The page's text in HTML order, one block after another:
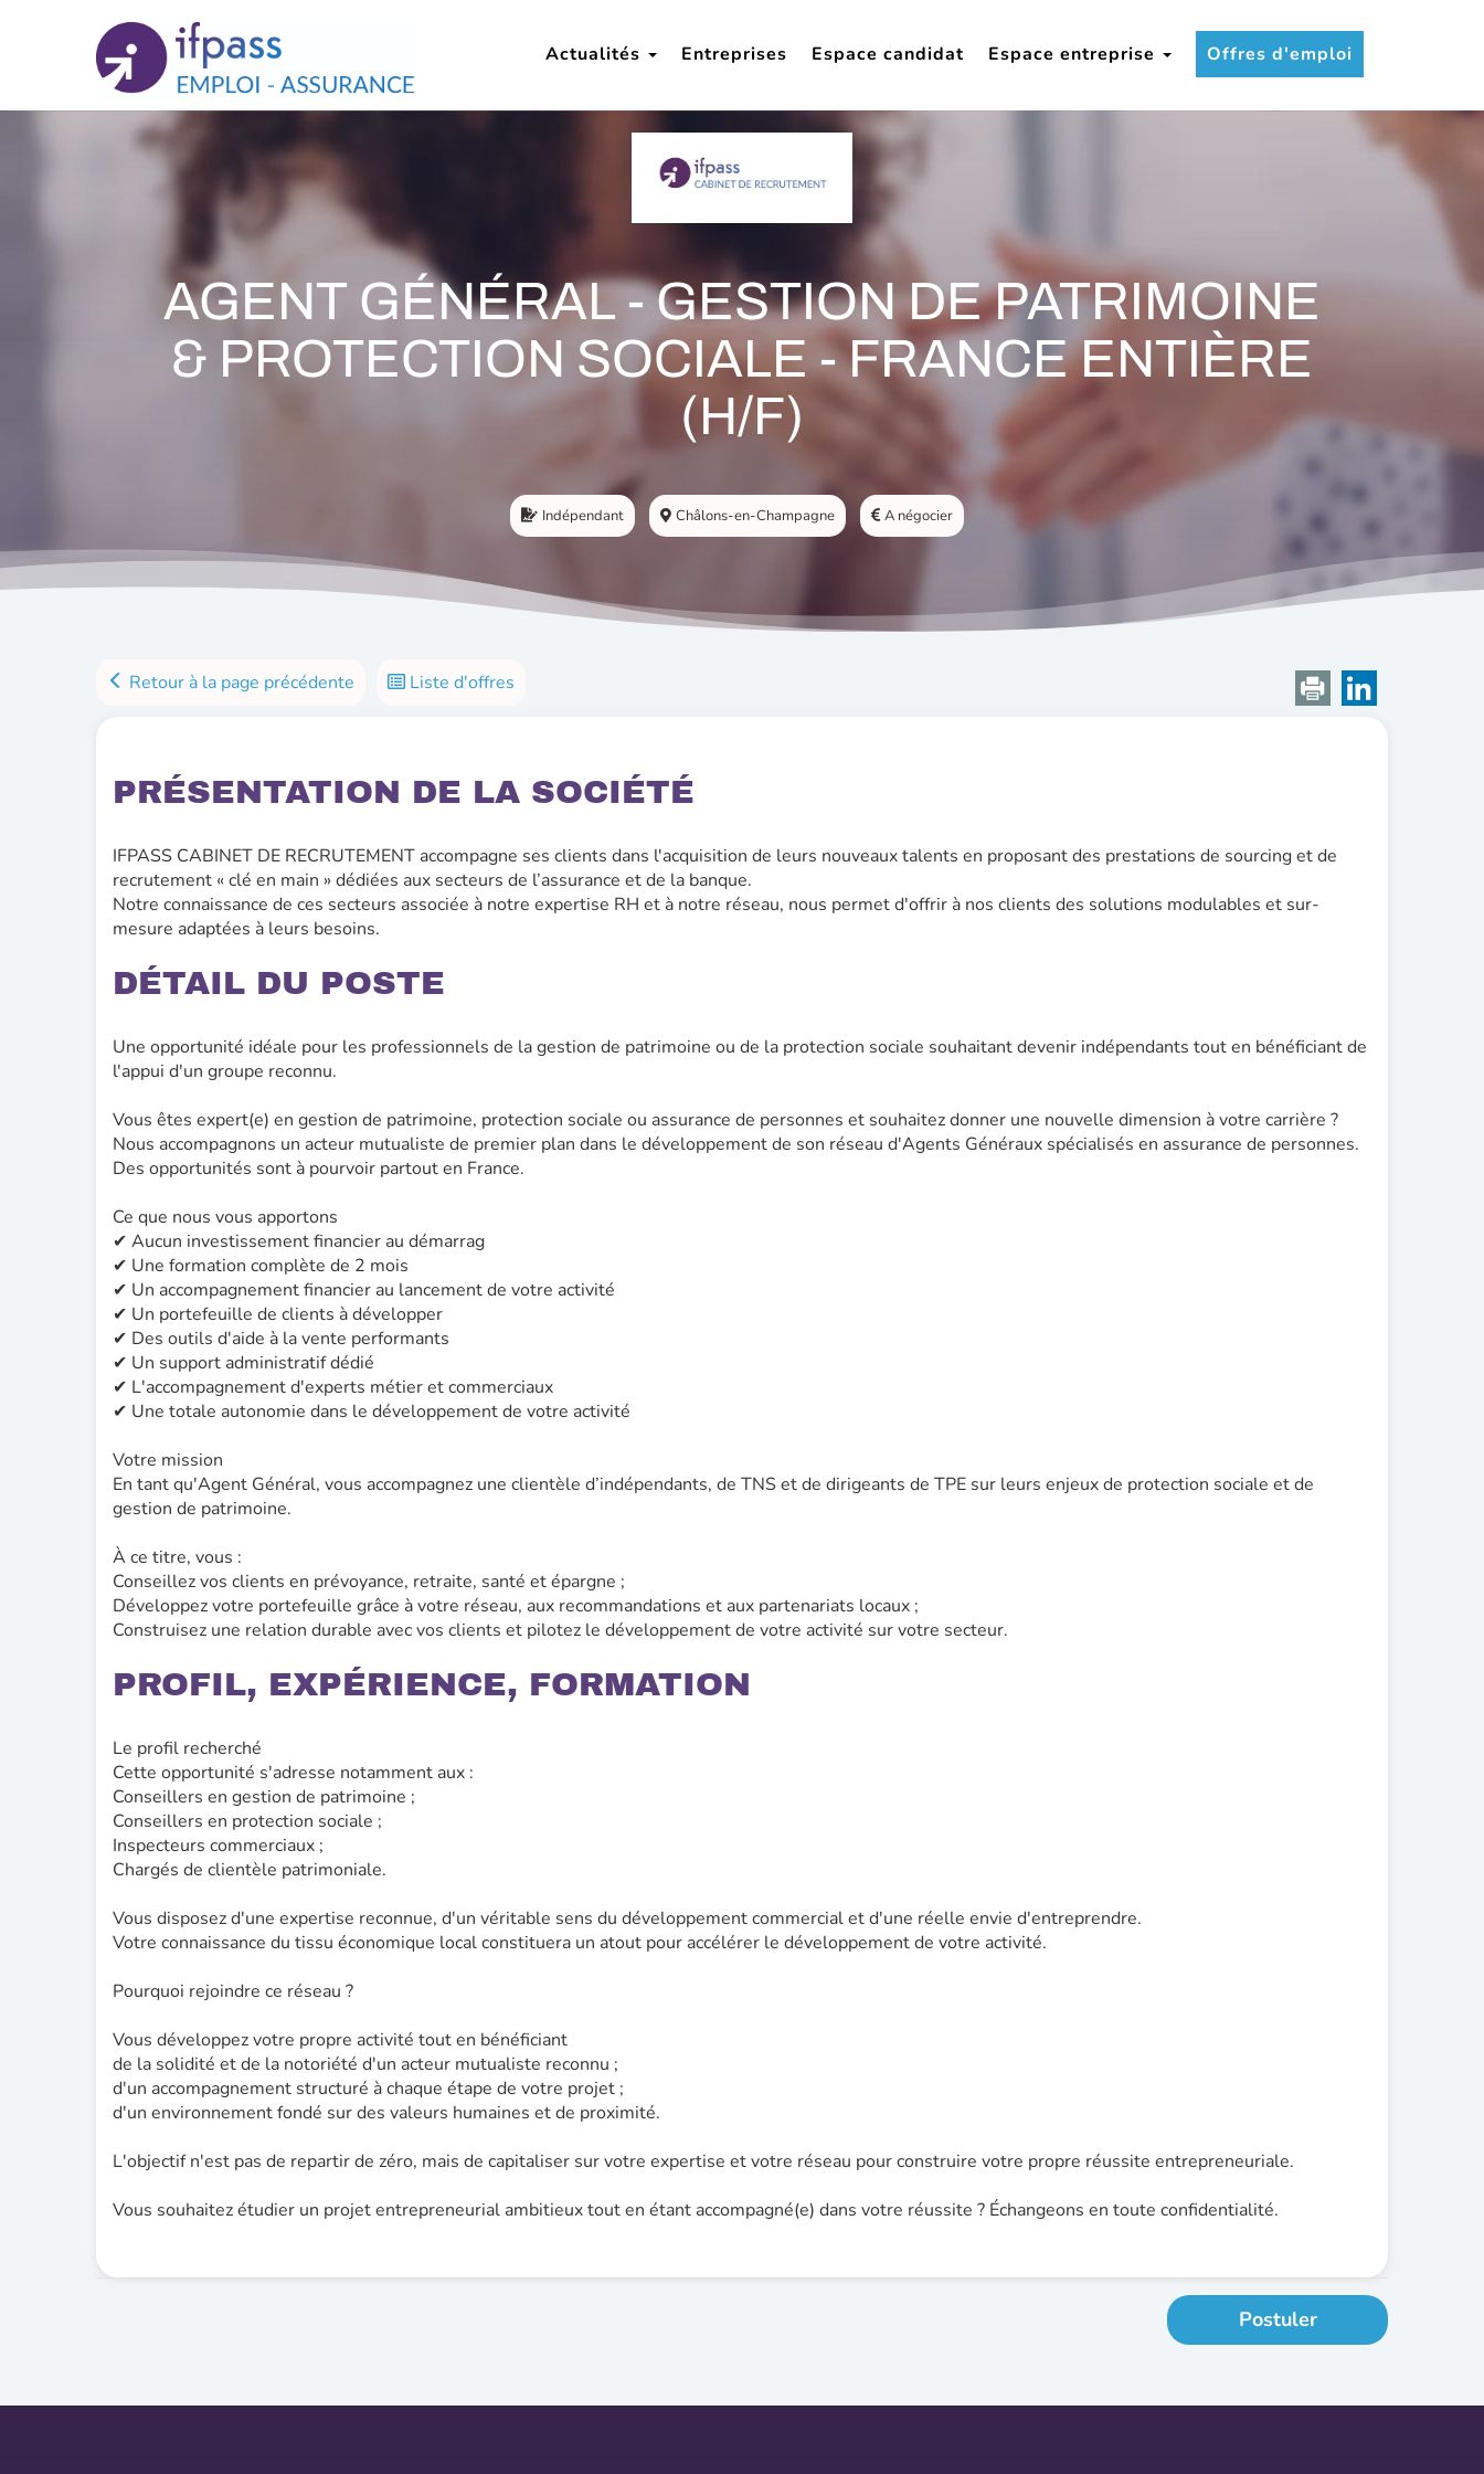
Actualités Entreprises Espace candidat Espace entreprise Offres d'emploi
AGENT GÉNÉRAL - GESTION DE PATRIMOINE
& PROTECTION SOCIALE - FRANCE ENTIÈRE
(H/F)
Indépendant Châlons-en-Champagne A négocier
Retour à la page précédente Liste d'offres
PRÉSENTATION DE LA SOCIÉTÉ
IFPASS CABINET DE RECRUTEMENT accompagne ses clients dans l'acquisition de leurs nouveaux talents en proposant des prestations de sourcing et de
recrutement « clé en main » dédiées aux secteurs de l’assurance et de la banque.
Notre connaissance de ces secteurs associée à notre expertise RH et à notre réseau, nous permet d'offrir à nos clients des solutions modulables et sur-
mesure adaptées à leurs besoins.
DÉTAIL DU POSTE
Une opportunité idéale pour les professionnels de la gestion de patrimoine ou de la protection sociale souhaitant devenir indépendants tout en bénéficiant de
l'appui d'un groupe reconnu.
Vous êtes expert(e) en gestion de patrimoine, protection sociale ou assurance de personnes et souhaitez donner une nouvelle dimension à votre carrière ?
Nous accompagnons un acteur mutualiste de premier plan dans le développement de son réseau d'Agents Généraux spécialisés en assurance de personnes.
Des opportunités sont à pourvoir partout en France.
Ce que nous vous apportons
✔ Aucun investissement financier au démarrag
✔ Une formation complète de 2 mois
✔ Un accompagnement financier au lancement de votre activité
✔ Un portefeuille de clients à développer
✔ Des outils d'aide à la vente performants
✔ Un support administratif dédié
✔ L'accompagnement d'experts métier et commerciaux
✔ Une totale autonomie dans le développement de votre activité
Votre mission
En tant qu'Agent Général, vous accompagnez une clientèle d’indépendants, de TNS et de dirigeants de TPE sur leurs enjeux de protection sociale et de
gestion de patrimoine.
À ce titre, vous :
Conseillez vos clients en prévoyance, retraite, santé et épargne ;
Développez votre portefeuille grâce à votre réseau, aux recommandations et aux partenariats locaux ;
Construisez une relation durable avec vos clients et pilotez le développement de votre activité sur votre secteur.
PROFIL, EXPÉRIENCE, FORMATION
Le profil recherché
Cette opportunité s'adresse notamment aux :
Conseillers en gestion de patrimoine ;
Conseillers en protection sociale ;
Inspecteurs commerciaux ;
Chargés de clientèle patrimoniale.
Vous disposez d'une expertise reconnue, d'un véritable sens du développement commercial et d'une réelle envie d'entreprendre.
Votre connaissance du tissu économique local constituera un atout pour accélérer le développement de votre activité.
Pourquoi rejoindre ce réseau ?
Vous développez votre propre activité tout en bénéficiant
de la solidité et de la notoriété d'un acteur mutualiste reconnu ;
d'un accompagnement structuré à chaque étape de votre projet ;
d'un environnement fondé sur des valeurs humaines et de proximité.
L'objectif n'est pas de repartir de zéro, mais de capitaliser sur votre expertise et votre réseau pour construire votre propre réussite entrepreneuriale.
Vous souhaitez étudier un projet entrepreneurial ambitieux tout en étant accompagné(e) dans votre réussite ? Échangeons en toute confidentialité.
Postuler